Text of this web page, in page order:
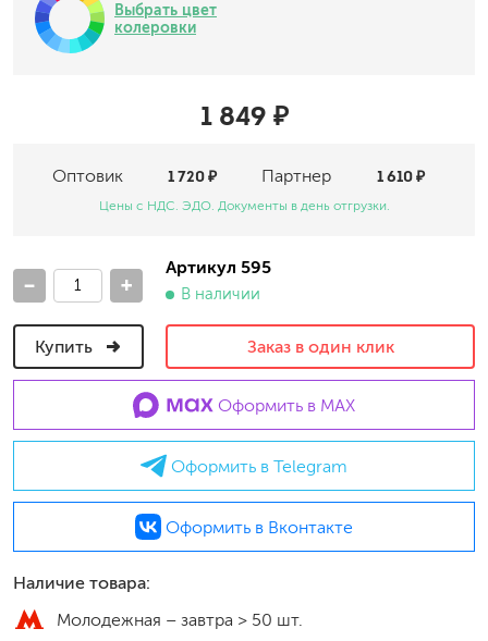
Выбрать цвет
колеровки
1 849 ₽
Оптовик Партнер
1 720 ₽ 1 610 ₽
Цены с НДС. ЭДО. Документы в день отгрузки.
- +
Артикул 595
В наличии
Купить Заказ в один клик
Оформить в MAX
Оформить в Telegram
Оформить в Вконтакте
Наличие товара:
Молодежная – завтра > 50 шт.